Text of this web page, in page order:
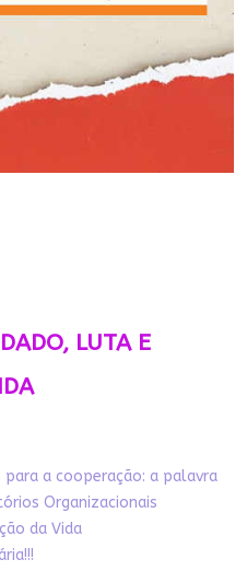
LUTA E
para a cooperação: a palavra
Organizacionais
da Vida